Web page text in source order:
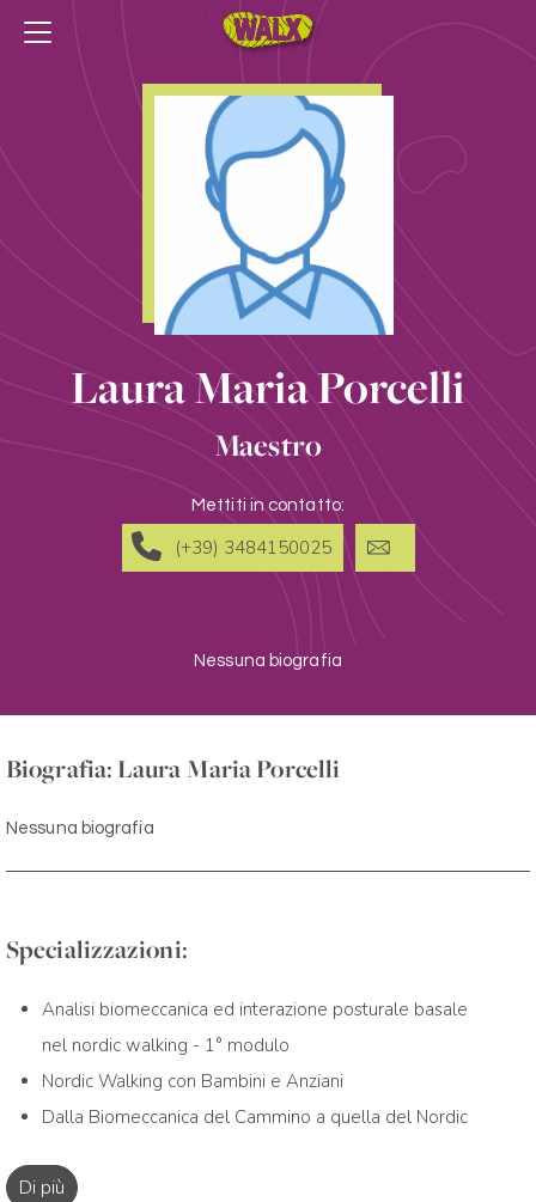
Laura Maria Porcelli
Maestro
Mettiti in contatto:
(+39) 3484150025
Nessuna biografia
Biografia: Laura Maria Porcelli
Nessuna biografia
Specializzazioni:
Analisi biomeccanica ed interazione posturale basale
nel nordic walking - 1° modulo
Nordic Walking con Bambini e Anziani
Dalla Biomeccanica del Cammino a quella del Nordic
Comunicazione
Di più